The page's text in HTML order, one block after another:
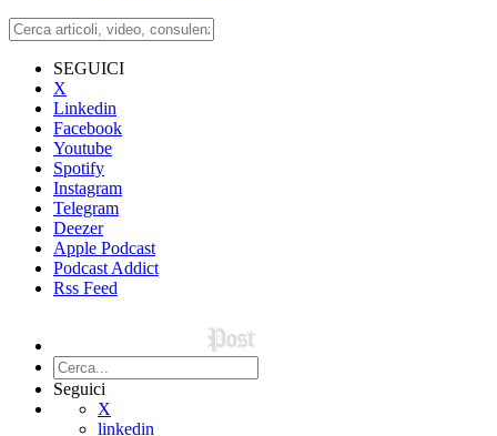
SEGUICI
X
Linkedin
Facebook
Youtube
Spotify
Instagram
Telegram
Deezer
Apple Podcast
Podcast Addict
Rss Feed
Seguici
X
linkedin